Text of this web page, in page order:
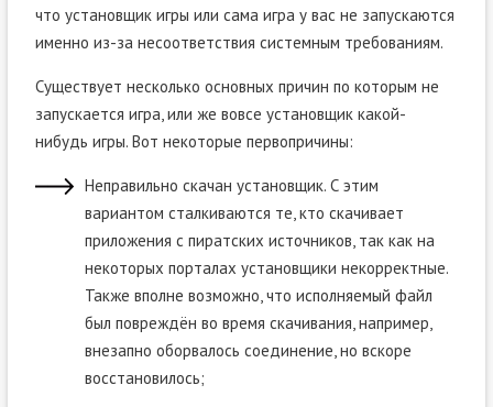
что установщик игры или сама игра у вас не запускаются
именно из-за несоответствия системным требованиям.
Существует несколько основных причин по которым не
запускается игра, или же вовсе установщик какой-
нибудь игры. Вот некоторые первопричины:
Неправильно скачан установщик. С этим
вариантом сталкиваются те, кто скачивает
приложения с пиратских источников, так как на
некоторых порталах установщики некорректные.
Также вполне возможно, что исполняемый файл
был повреждён во время скачивания, например,
внезапно оборвалось соединение, но вскоре
восстановилось;